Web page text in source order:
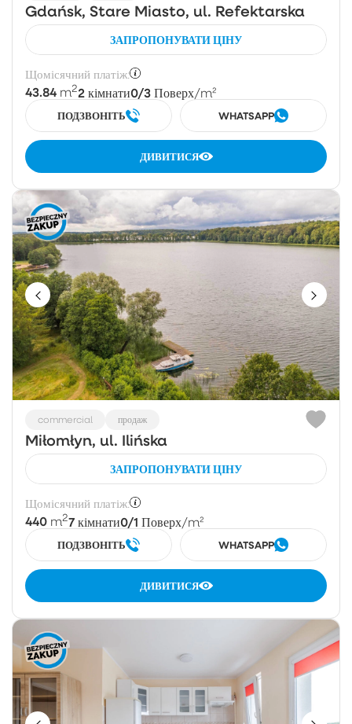
Gdańsk, Stare Miasto, ul. Refektarska
ЗАПРОПОНУВАТИ ЦІНУ
Щомісячний платіж:
43.84 m22 кімнати0/3 Поверх/m²
ПОДЗВОНІТЬ WHATSAPP
ДИВИТИСЯ
commercial продаж
Miłomłyn, ul. Ilińska
ЗАПРОПОНУВАТИ ЦІНУ
Щомісячний платіж:
440 m27 кімнати0/1 Поверх/m²
ПОДЗВОНІТЬ WHATSAPP
ДИВИТИСЯ